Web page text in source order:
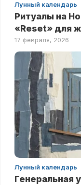
Лунный календарь
Ритуалы на
«Reset» для
17 февраля, 2026
Лунный календарь
Генеральная